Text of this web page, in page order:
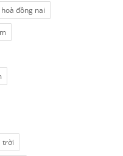
đồng nai
trời